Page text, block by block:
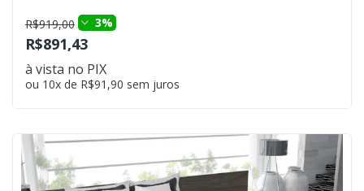
R$919,00 3%
R$891,43
à vista no PIX
ou 10x de R$91,90 sem juros